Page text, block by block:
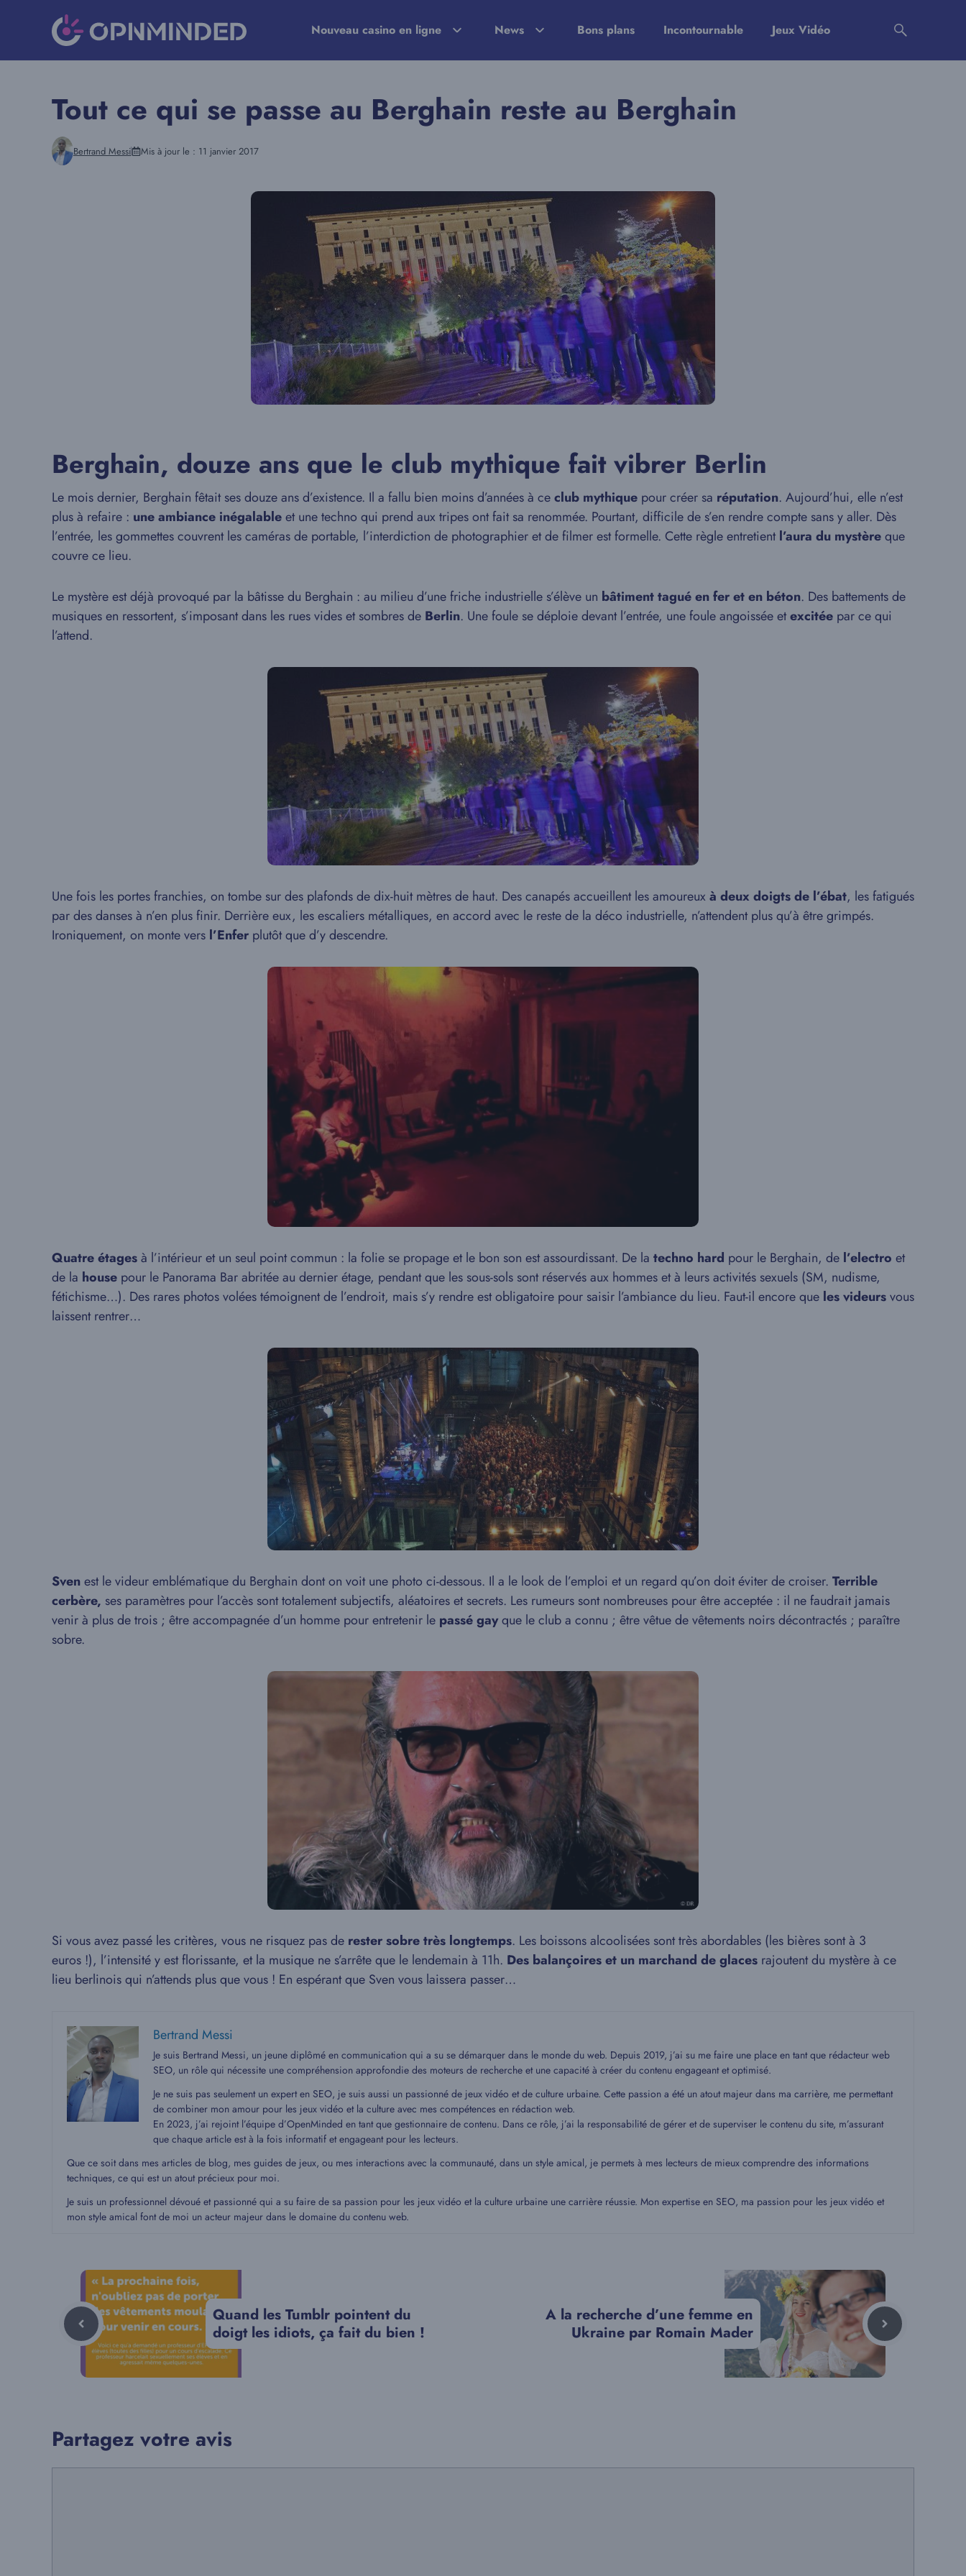
Nouveau casino en ligne News Bons plans Incontournable Jeux Vidéo
Tout ce qui se passe au Berghain reste au Berghain
Bertrand Messi Mis à jour le : 11 janvier 2017
Berghain, douze ans que le club mythique fait vibrer Berlin
Le mois dernier, Berghain fêtait ses douze ans d’existence. Il a fallu bien moins d’années à ceclub mythique pour créer sa réputation. Aujourd’hui, elle n’est
plus à refaire : une ambiance inégalableet une techno qui prend aux tripes ont fait sa renommée. Pourtant, difficile de s’en rendre compte sans y aller. Dès
l’entrée, les gommettes couvrent les caméras de portable, l’interdiction de photographier et de filmer est formelle. Cette règle entretientl’aura du mystèreque
couvre ce lieu.
Le mystère est déjà provoqué par la bâtisse du Berghain : au milieu d’une friche industrielle s’élève un bâtiment tagué en fer et en béton. Des battements de
musiques en ressortent, s’imposant dans les rues vides et sombres de Berlin. Une foule se déploie devant l’entrée, une foule angoissée etexcitée par ce qui
l’attend.
Une fois les portes franchies, on tombe sur des plafonds de dix-huit mètres de haut. Des canapés accueillent les amoureuxà deux doigts de l’ébat, les fatigués
par des danses à n’en plus finir. Derrière eux, les escaliers métalliques, en accord avec le reste de la déco industrielle, n’attendent plus qu’à être grimpés.
Ironiquement, on monte vers l’Enfer plutôt que d’y descendre.
Quatre étagesà l’intérieur et un seul point commun : la folie se propage et le bon son est assourdissant. De la techno hard pour le Berghain, de l’electro et
de la house pour le Panorama Bar abritée au dernier étage, pendant que les sous-sols sont réservés aux hommes et à leurs activités sexuels (SM, nudisme,
fétichisme…). Des rares photos volées témoignent de l’endroit, mais s’y rendre est obligatoire pour saisir l’ambiance du lieu. Faut-il encore que les videursvous
laissent rentrer…
Svenest le videur emblématique du Berghain dont on voit une photo ci-dessous. Il a le look de l’emploi et un regard qu’on doit éviter de croiser. Terrible
cerbère, ses paramètres pour l’accès sont totalement subjectifs, aléatoires et secrets. Les rumeurs sont nombreuses pour être acceptée : il ne faudrait jamais
venir à plus de trois ; être accompagnée d’un homme pour entretenir le passé gayque le club a connu ; être vêtue de vêtements noirs décontractés ; paraître
sobre.
Si vous avez passé les critères, vous ne risquez pas de rester sobre très longtemps. Les boissons alcoolisées sont très abordables (les bières sont à 3
euros !), l’intensité y est florissante, et la musique ne s’arrête que le lendemain à 11h. Des balançoires et un marchand de glaces rajoutent du mystère à ce
lieu berlinois qui n’attends plus que vous ! En espérant que Sven vous laissera passer…
Bertrand Messi
Je suis Bertrand Messi, un jeune diplômé en communication qui a su se démarquer dans le monde du web. Depuis 2019, j’ai su me faire une place en tant que rédacteur web
SEO, un rôle qui nécessite une compréhension approfondie des moteurs de recherche et une capacité à créer du contenu engageant et optimisé.
Je ne suis pas seulement un expert en SEO, je suis aussi un passionné de jeux vidéo et de culture urbaine. Cette passion a été un atout majeur dans ma carrière, me permettant
de combiner mon amour pour les jeux vidéo et la culture avec mes compétences en rédaction web.
En 2023, j’ai rejoint l’équipe d’OpenMinded en tant que gestionnaire de contenu. Dans ce rôle, j’ai la responsabilité de gérer et de superviser le contenu du site, m’assurant
que chaque article est à la fois informatif et engageant pour les lecteurs.
Que ce soit dans mes articles de blog, mes guides de jeux, ou mes interactions avec la communauté, dans un style amical, je permets à mes lecteurs de mieux comprendre des informations
techniques, ce qui est un atout précieux pour moi.
Je suis un professionnel dévoué et passionné qui a su faire de sa passion pour les jeux vidéo et la culture urbaine une carrière réussie. Mon expertise en SEO, ma passion pour les jeux vidéo et
mon style amical font de moi un acteur majeur dans le domaine du contenu web.
Quand les Tumblr pointent du
doigt les idiots, ça fait du bien !
A la recherche d’une femme en
Ukraine par Romain Mader
Partagez votre avis